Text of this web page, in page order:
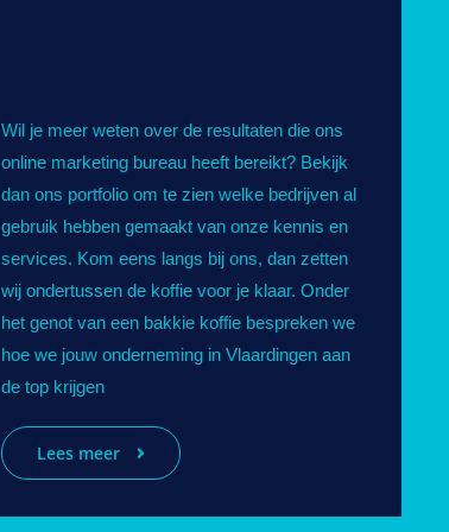
Wil je meer weten over de resultaten die ons
online marketing bureau heeft bereikt? Bekijk
dan ons portfolio om te zien welke bedrijven al
gebruik hebben gemaakt van onze kennis en
services. Kom eens langs bij ons, dan zetten
wij ondertussen de koffie voor je klaar. Onder
het genot van een bakkie koffie bespreken we
hoe we jouw onderneming in Vlaardingen aan
de top krijgen
Lees meer